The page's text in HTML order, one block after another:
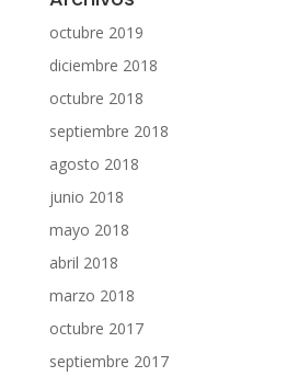
octubre 2019
diciembre 2018
octubre 2018
septiembre 2018
agosto 2018
junio 2018
mayo 2018
abril 2018
marzo 2018
octubre 2017
septiembre 2017